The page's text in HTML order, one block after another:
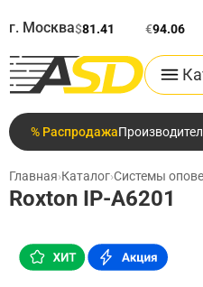
г. Москва$81.41 €94.06
% Распродажа
Главная›Каталог›Системы
Roxton IP-A6201